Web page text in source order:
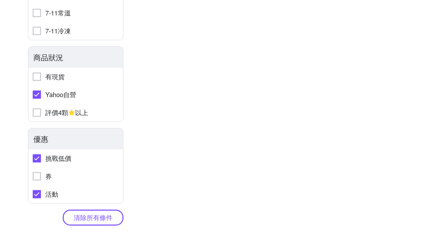
7-11常溫
7-11冷凍
商品狀況
有現貨
Yahoo自營
評價4顆
以上
優惠
挑戰低價
券
活動
清除所有條件